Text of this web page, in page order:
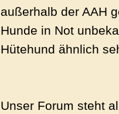
außerhalb der AAH
Hunde in Not
Hütehund ähnlich
Unser Forum steht